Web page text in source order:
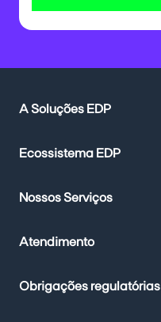
A Soluções EDP
Ecossistema EDP
Nossos Serviços
Atendimento
Obrigações regulatórias